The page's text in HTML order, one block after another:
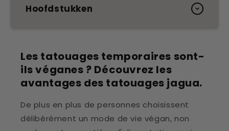
Hoofdstukken
Les tatouages temporaires sont-
ils véganes ? Découvrez les
avantages des tatouages jagua.
De plus en plus de personnes choisissent
délibérément un mode de vie végan, non